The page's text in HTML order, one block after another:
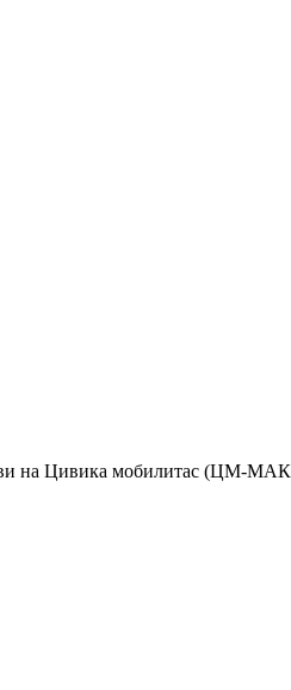
на Цивика мобилитас (ЦМ-